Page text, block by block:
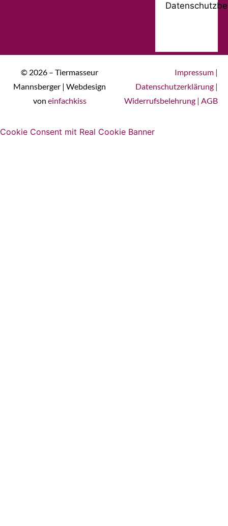
© 2026 – Tiermasseur
Mannsberger | Webdesign
von einfachkiss
Impressum |
Datenschutzerklärung |
Widerrufsbelehrung | AGB
Cookie Consent mit Real Cookie Banner